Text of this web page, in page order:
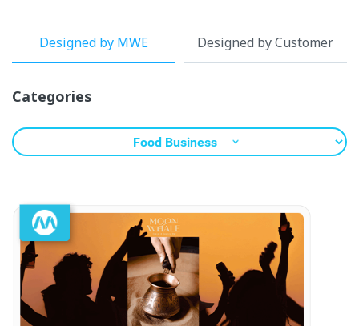
Designed by MWE Designed by Customer
Categories